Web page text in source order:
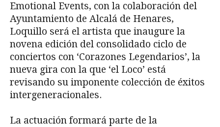
Emotional Events, con la colaboración del
Ayuntamiento de Alcalá de Henares,
Loquillo será el artista que inaugure la
novena edición del consolidado ciclo de
conciertos con ‘Corazones Legendarios’, la
nueva gira con la que ‘el Loco’ está
revisando su imponente colección de éxitos
intergeneracionales.
La actuación formará parte de la